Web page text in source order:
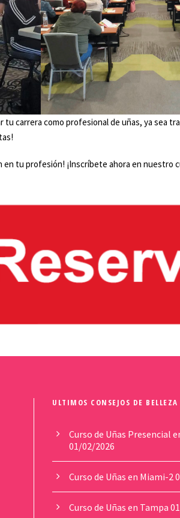
tu carrera como profesional de uñas, ya sea
tu profesión! ¡Inscríbete ahora en nuestro
ULTIMOS CONSEJOS DE BELLEZA
Curso de Uñas Presencial
01/02/2026
Curso de Uñas en Miami-2
Curso de Uñas en Tampa